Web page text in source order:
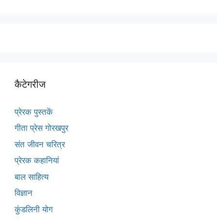
कैटेगरीज
प्रेरक पुस्तकें
गीता प्रेस गोरखपुर
संत जीवन चरित्र
प्रेरक कहानियां
बाल साहित्य
विज्ञान
कुंडलिनी योग